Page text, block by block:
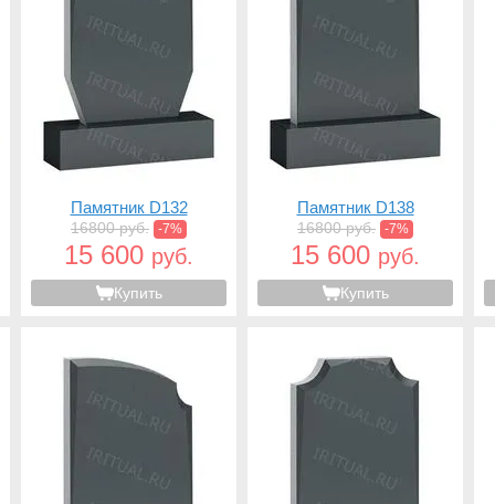
Памятник D132
16800 руб. -7%
15 600 руб.
Купить
Памятник D138
16800 руб. -7%
15 600 руб.
Купить